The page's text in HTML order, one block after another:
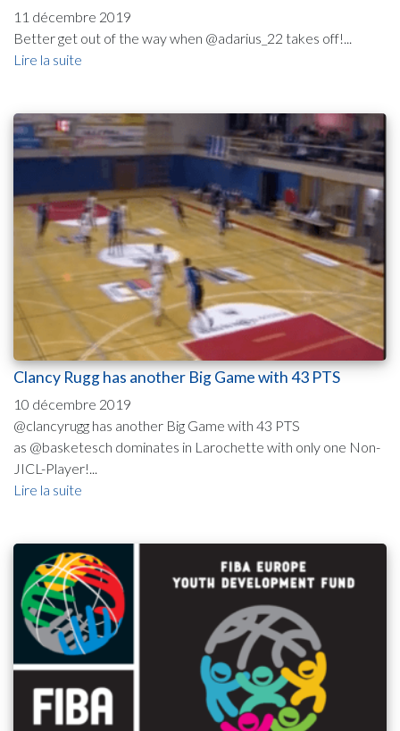
11 décembre 2019
Better get out of the way when @adarius_22 takes off!...
Lire la suite
Clancy Rugg has another Big Game with 43 PTS
10 décembre 2019
@clancyrugg has another Big Game with 43 PTS
as @basketesch dominates in Larochette with only one Non-
JICL-Player!...
Lire la suite